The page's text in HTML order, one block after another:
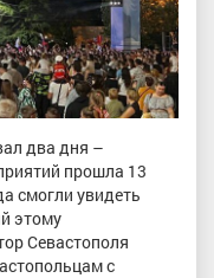
два дня –
прошла 13
смогли увидеть
этому
Севастополя
с